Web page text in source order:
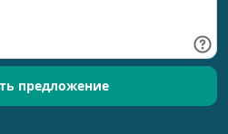
предложение